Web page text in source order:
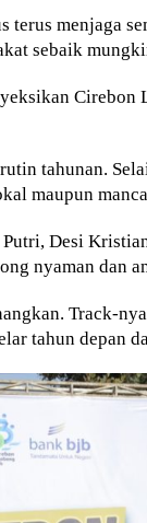
terus menjaga
sebaik
Cirebon
tahunan.
maupun
Desi
nyaman dan
Track-
tahun depan